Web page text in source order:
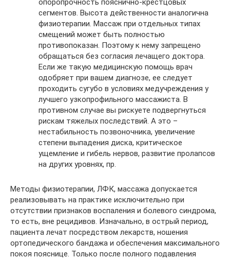
сегментов. Высота действенности аналогична
физиотерапии. Массаж при отдельных типах
смещений может быть полностью
противопоказан. Поэтому к нему запрещено
обращаться без согласия лечащего доктора.
Если же такую медицинскую помощь врач
одобряет при вашем диагнозе, ее следует
проходить сугубо в условиях медучреждения у
лучшего узкопрофильного массажиста. В
противном случае вы рискуете подвергнуться
рискам тяжелых последствий. А это –
нестабильность позвоночника, увеличение
степени выпадения диска, критическое
ущемление и гибель нервов, развитие пролапсов
на других уровнях, пр.
Методы физиотерапии, ЛФК, массажа допускается
реализовывать на практике исключительно при
отсутствии признаков воспаления и болевого синдрома,
то есть, вне рецидивов. Изначально, в острый период,
пациента лечат посредством лекарств, ношения
ортопедического бандажа и обеспечения максимального
покоя пояснице. Только после полного подавления